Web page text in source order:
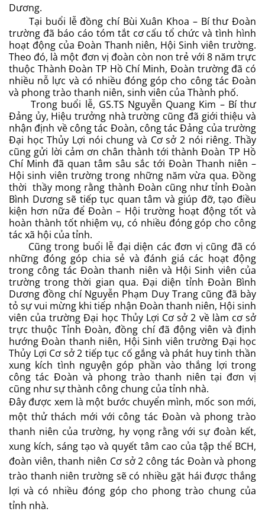
Dương.
Tại buổi lễ đồng chí Bùi Xuân Khoa – Bí thư Đoàn
trường đã báo cáo tóm tắt cơ cấu tổ chức và tình hình
hoạt động của Đoàn Thanh niên, Hội Sinh viên trường.
Theo đó, là một đơn vị đoàn còn non trẻ với 8 năm trực
thuộc Thành Đoàn TP Hồ Chí Minh, Đoàn trường đã có
nhiều nỗ lực và có nhiều đóng góp cho công tác Đoàn
và phong trào thanh niên, sinh viên của Thành phố.
Trong buổi lễ, GS.TS Nguyễn Quang Kim – Bí thư
Đảng ủy, Hiệu trưởng nhà trường cũng đã giới thiệu và
nhận định về công tác Đoàn, công tác Đảng của trường
Đại học Thủy Lợi nói chung và Cơ sở 2 nói riêng. Thầy
cũng gửi lời cảm ơn chân thành tới thành Đoàn TP Hồ
Chí Minh đã quan tâm sâu sắc tới Đoàn Thanh niên –
Hội sinh viên trường trong những năm vừa qua. Đồng
thời thầy mong rằng thành Đoàn cũng như tỉnh Đoàn
Bình Dương sẽ tiếp tục quan tâm và giúp đỡ, tạo điều
kiện hơn nữa để Đoàn – Hội trường hoạt động tốt và
hoàn thành tốt nhiệm vụ, có nhiều đóng góp cho công
tác xã hội của tỉnh.
Cũng trong buổi lễ đại diện các đơn vị cũng đã có
những đóng góp chia sẻ và đánh giá các hoạt động
trong công tác Đoàn thanh niên và Hội Sinh viên của
trường trong thời gian qua. Đại diện tỉnh Đoàn Bình
Dương đồng chí Nguyễn Phạm Duy Trang cũng đã bày
tỏ sự vui mừng khi tiếp nhận Đoàn thanh niên, Hội sinh
viên của trường Đại học Thủy Lợi Cơ sở 2 về làm cơ sở
trực thuộc Tỉnh Đoàn, đồng chí đã động viên và định
hướng Đoàn thanh niên, Hội Sinh viên trường Đại học
Thủy Lợi Cơ sở 2 tiếp tục cố gắng và phát huy tinh thần
xung kích tình nguyện góp phần vào thắng lợi trong
công tác Đoàn và phong trào thanh niên tại đơn vị
cũng như sự thành công chung của tỉnh nhà.
Đây được xem là một bước chuyển mình, mốc son mới,
một thử thách mới với công tác Đoàn và phong trào
thanh niên của trường, hy vọng rằng với sự đoàn kết,
xung kích, sáng tạo và quyết tâm cao của tập thể BCH,
đoàn viên, thanh niên Cơ sở 2 công tác Đoàn và phong
trào thanh niên trường sẽ có nhiều gặt hái được thắng
lợi và có nhiều đóng góp cho phong trào chung của
tỉnh nhà.